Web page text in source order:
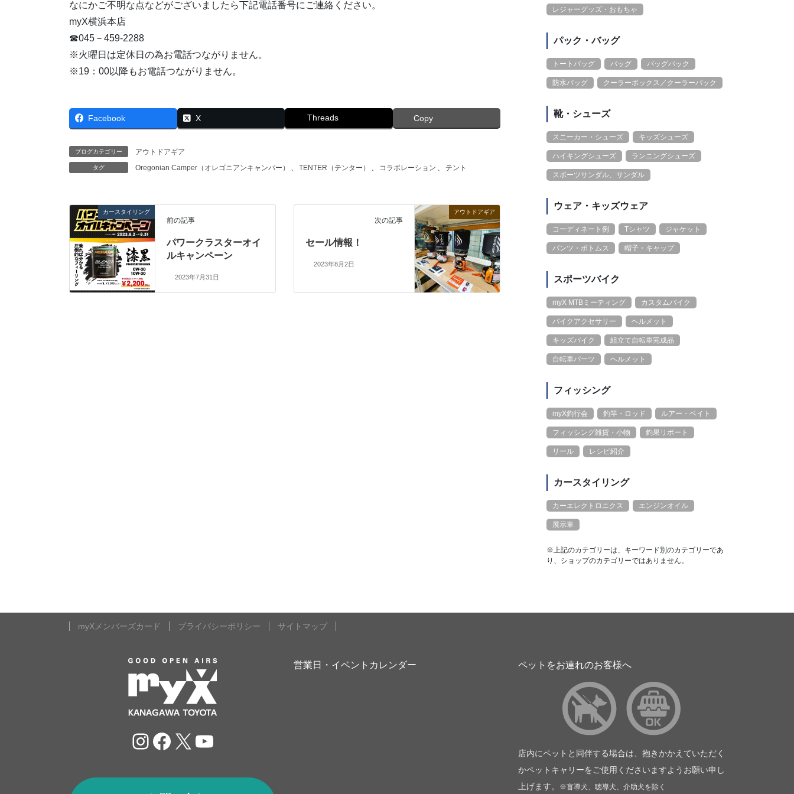
なにかご不明な点などがございましたら下記電話番号にご連絡ください。
myX横浜本店
☎045－459-2288
※火曜日は定休日の為お電話つながりません。
※19：00以降もお電話つながりません。
Facebook X Threads Copy
ブログカテゴリー アウトドアギア
タグ Oregonian Camper（オレゴニアンキャンパー） TENTER（テンター） コラボレーション テント
カースタイリング
前の記事
パワークラスターオイ
ルキャンペーン
2023年7月31日
アウトドアギア
次の記事
セール情報！
2023年8月2日
レジャーグッズ・おもちゃ
パック・バッグ
トートバッグ バッグ バッグパック
防水バッグ クーラーボックス／クーラーバック
靴・シューズ
スニーカー・シューズ キッズシューズ
ハイキングシューズ ランニングシューズ
スポーツサンダル、サンダル
ウェア・キッズウェア
コーディネート例 Tシャツ ジャケット
パンツ・ボトムス 帽子・キャップ
スポーツバイク
myX MTBミーティング カスタムバイク
バイクアクセサリー ヘルメット
キッズバイク 組立て自転車完成品
自転車パーツ ヘルメット
フィッシング
myX釣行会 釣竿・ロッド ルアー・ベイト
フィッシング雑貨・小物 釣果リポート
リール レシピ紹介
カースタイリング
カーエレクトロニクス エンジンオイル
展示車
※上記のカテゴリーは、キーワード別のカテゴリーであ
り、ショップのカテゴリーではありません。
myXメンバーズカード プライバシーポリシー サイトマップ
Instagram
Facebook
X YouTube
営業日・イベントカレンダー ペットをお連れのお客様へ
店内にペットと同伴する場合は、抱きかかえていただく
かペットキャリーをご使用くださいますようお願い申し
上げます。
※盲導犬、聴導犬、介助犬を除く